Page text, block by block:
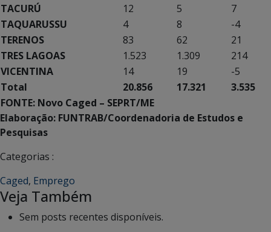
TACURÚ
12 5
7
TAQUARUSSU
4 8
-4
TERENOS
83 62
21
TRES LAGOAS
1.523 1.309
214
VICENTINA
14 19
-5
Total
20.856 17.321
3.535
FONTE: Novo Caged – SEPRT/ME
Elaboração: FUNTRAB/Coordenadoria de Estudos e
Pesquisas
Categorias :
Caged, Emprego
Veja Também
Sem posts recentes disponíveis.